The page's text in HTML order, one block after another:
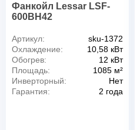
Фанкойл Lessar LSF-
600BH42
Артикул:
sku-1372
Охлаждение:
10,58 кВт
Обогрев:
12 кВт
Площадь:
1085 м²
Инверторный:
Нет
Гарантия:
2 года